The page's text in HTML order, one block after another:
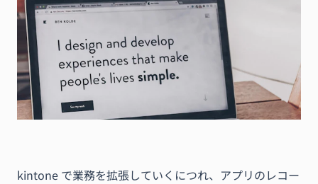
kintone で業務を拡張していくにつれ、アプリのレコー